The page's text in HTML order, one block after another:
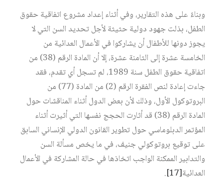
وبناءً على هذه التقارير، وفي أثناء إعداد مشروع اتفاقية حقوق
الطفل، بذلت جهود دولية حثيثة لأجل تحديد السن التي لا
يجوز دونها للأطفال أن يشاركوا في الأعمال العدائية من
الخامسة عشرة إلى الثامنة عشرة، إلا أن المادة الرقم (38) من
اتفاقية حقوق الطفل سنة 1989، لم تسجل أي تقدم، فقد
جاءت إعادة لنص الفقرة الرقم (2) من المادة (77) من
البروتوكول الأول، وذلك لأن بعض الدول أثناء المناقشات حول
المادة الرقم (38) قد أثارت الحجج نفسها التي أثيرت أثناء
المؤتمر الدبلوماسي حول تطوير القانون الدولي الإنساني السابق
على توقيع بروتوكولي جنيف، في ما يخص مسألة السن
والتدابير الممكنة الواجب اتخاذها في حالة المشاركة في الأعمال
العدائية[17]
.